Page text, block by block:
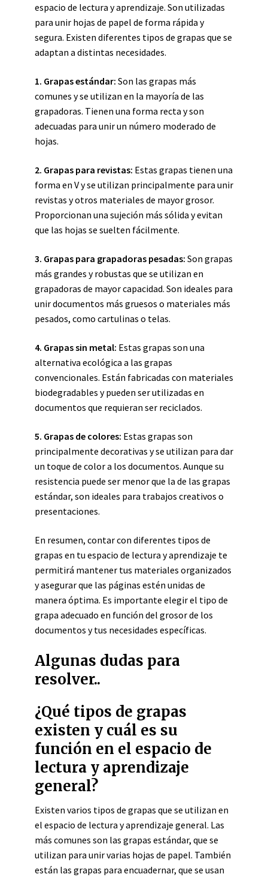
espacio de lectura y aprendizaje. Son utilizadas
para unir hojas de papel de forma rápida y
segura. Existen diferentes tipos de grapas que se
adaptan a distintas necesidades.
1. Grapas estándar: Son las grapas más
comunes y se utilizan en la mayoría de las
grapadoras. Tienen una forma recta y son
adecuadas para unir un número moderado de
hojas.
2. Grapas para revistas: Estas grapas tienen una
forma en V y se utilizan principalmente para unir
revistas y otros materiales de mayor grosor.
Proporcionan una sujeción más sólida y evitan
que las hojas se suelten fácilmente.
3. Grapas para grapadoras pesadas: Son grapas
más grandes y robustas que se utilizan en
grapadoras de mayor capacidad. Son ideales para
unir documentos más gruesos o materiales más
pesados, como cartulinas o telas.
4. Grapas sin metal: Estas grapas son una
alternativa ecológica a las grapas
convencionales. Están fabricadas con materiales
biodegradables y pueden ser utilizadas en
documentos que requieran ser reciclados.
5. Grapas de colores: Estas grapas son
principalmente decorativas y se utilizan para dar
un toque de color a los documentos. Aunque su
resistencia puede ser menor que la de las grapas
estándar, son ideales para trabajos creativos o
presentaciones.
En resumen, contar con diferentes tipos de
grapas en tu espacio de lectura y aprendizaje te
permitirá mantener tus materiales organizados
y asegurar que las páginas estén unidas de
manera óptima. Es importante elegir el tipo de
grapa adecuado en función del grosor de los
documentos y tus necesidades específicas.
Algunas dudas para
resolver..
¿Qué tipos de grapas
existen y cuál es su
función en el espacio de
lectura y aprendizaje
general?
Existen varios tipos de grapas que se utilizan en
el espacio de lectura y aprendizaje general. Las
más comunes son las grapas estándar, que se
utilizan para unir varias hojas de papel. También
están las grapas para encuadernar, que se usan